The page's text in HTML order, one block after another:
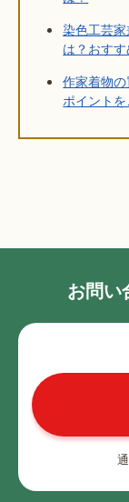
染色工芸
は？おす
作家着物
ポイント
お問い